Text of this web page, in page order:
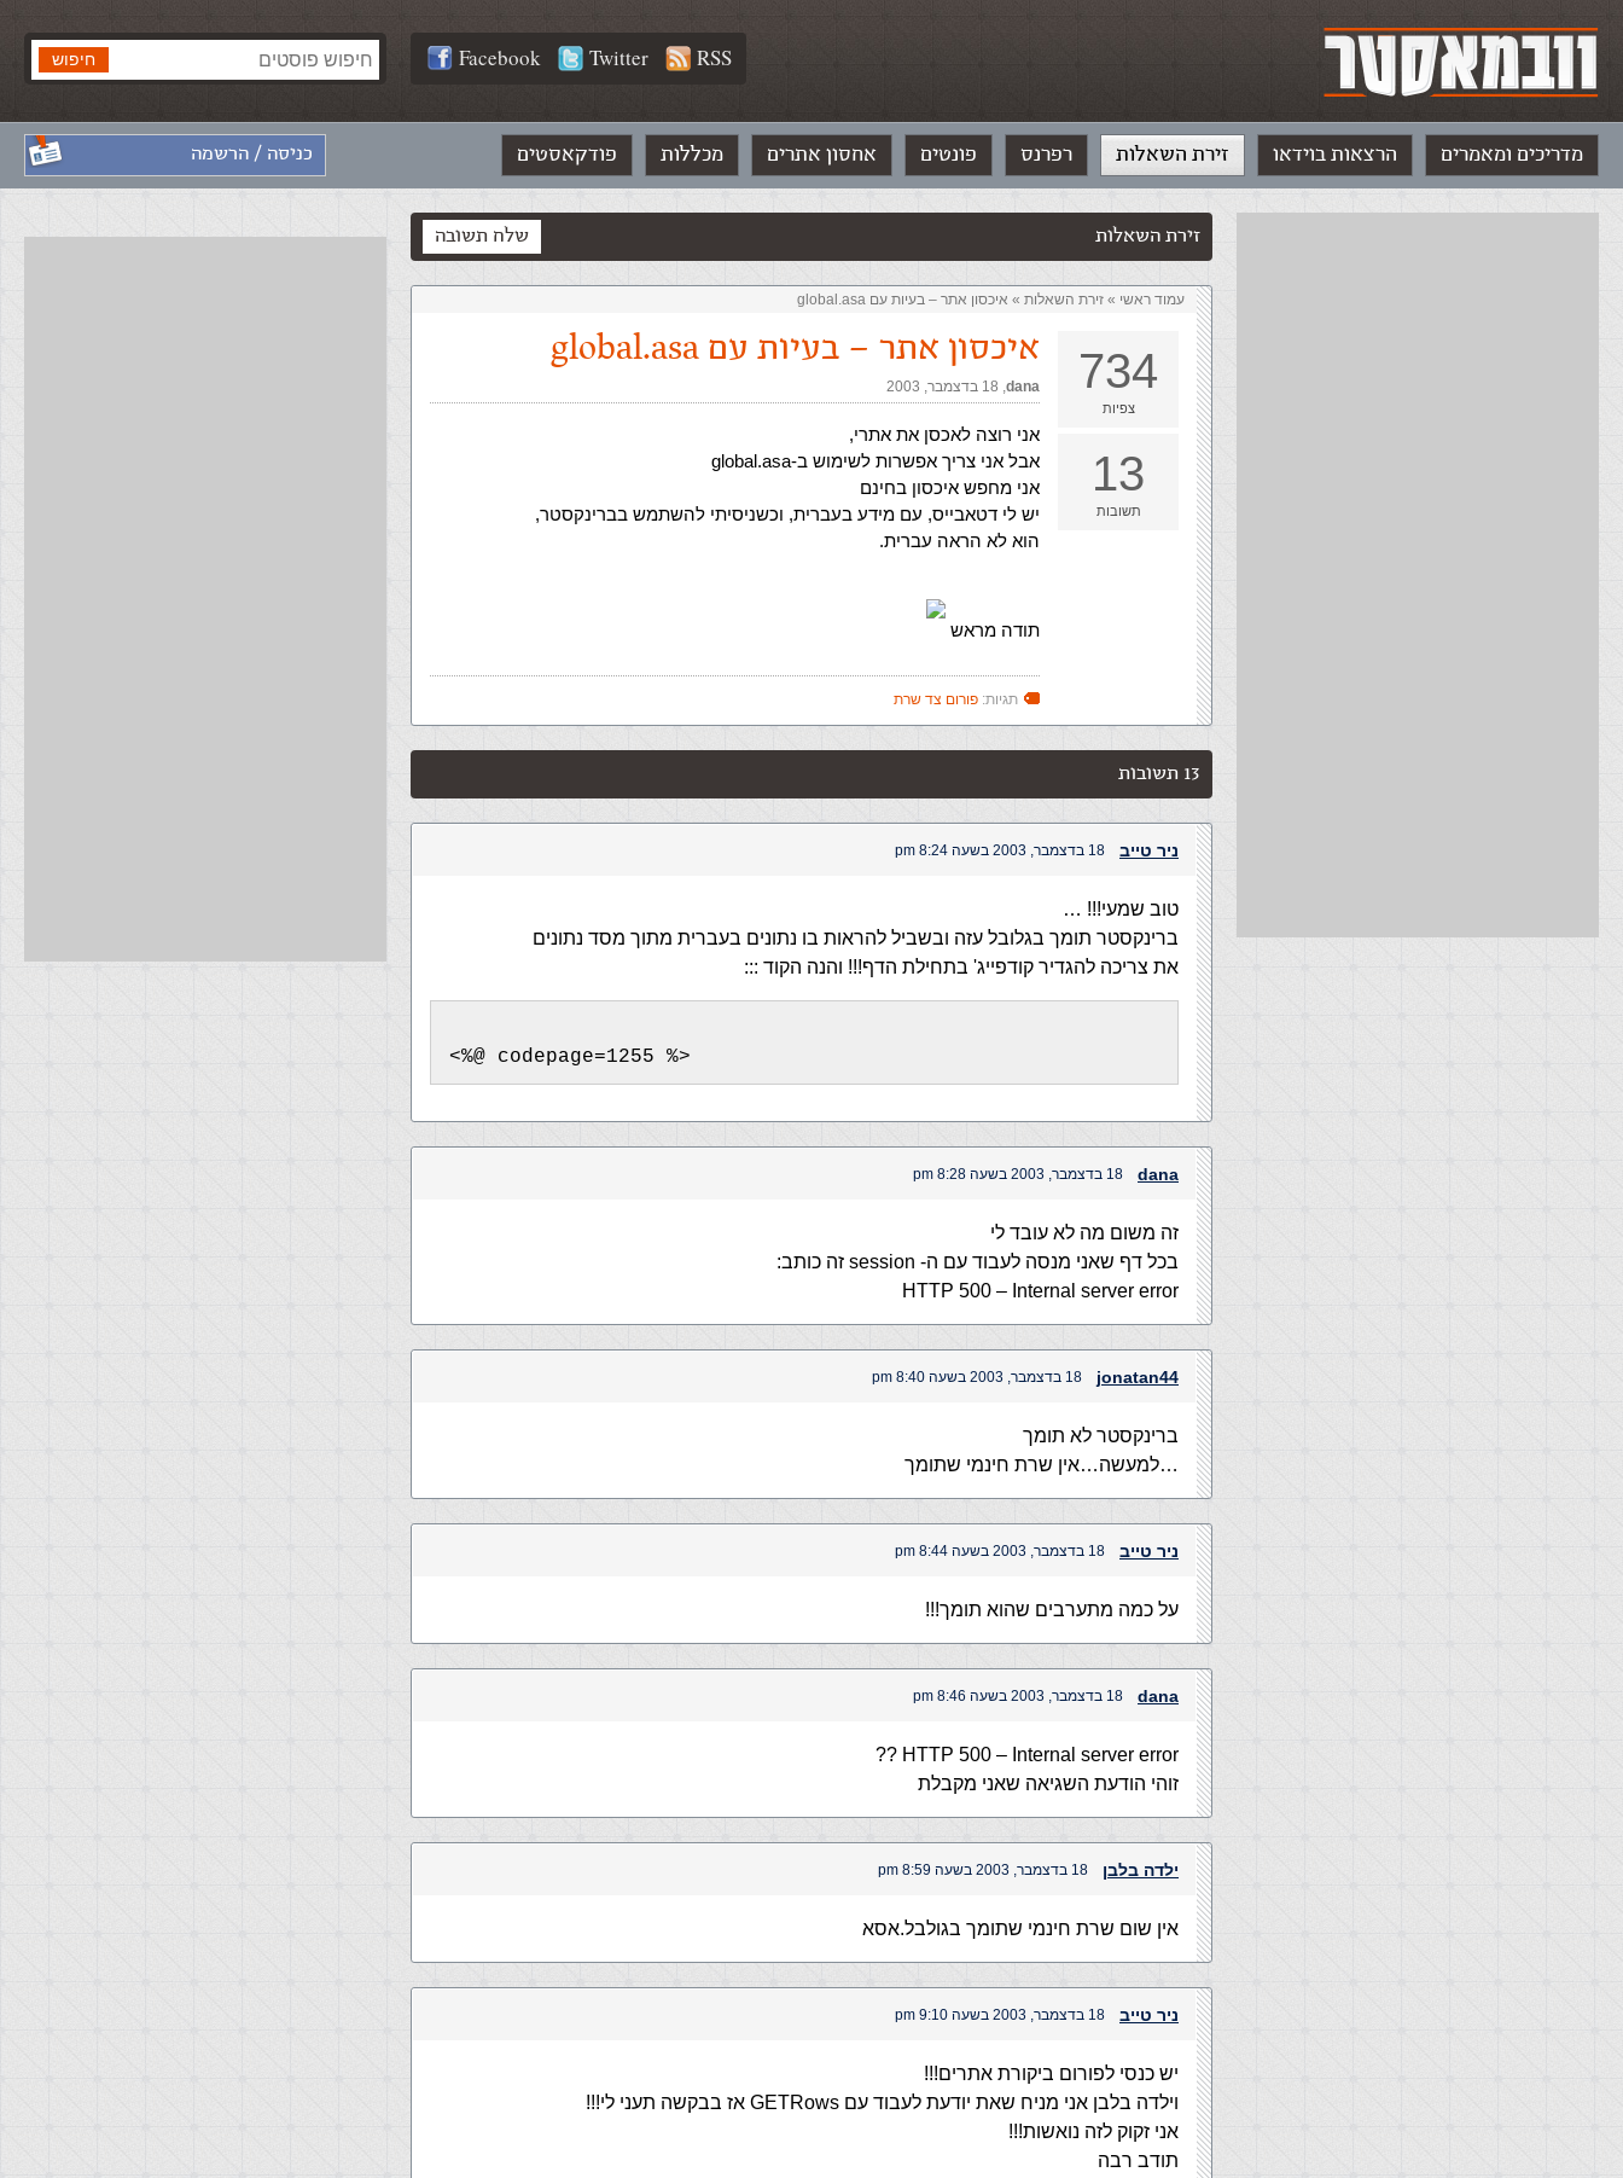
Facebook Twitter RSS
כניסה / הרשמה מדריכים ומאמרים הרצאות בוידאו זירת השאלות רפרנס פונטים אחסון אתרים מכללות פודקאסטים
שלח תשובה זירת השאלות
עמוד ראשי » ‏זירת השאלות‏ » איכסון אתר – בעיות עם global.asa
734
צפיות
13
תשובות
איכסון אתר – בעיות עם global.asa
dana
,‏ 18 בדצמבר, 2003
אני רוצה לאכסן את אתרי,
אבל אני צריך אפשרות לשימוש ב-global.asa
אני מחפש איכסון בחינם
יש לי דטאבייס, עם מידע בעברית, וכשניסיתי להשתמש בברינקסטר,
הוא לא הראה עברית.
תודה מראש
תגיות: פורום צד שרת
13 תשובות
ניר טייב 18 בדצמבר, 2003 בשעה 8:24 pm
טוב שמעי!!! …
ברינקסטר תומך בגלובל עזה ובשביל להראות בו נתונים בעברית מתוך מסד נתונים
את צריכה להגדיר קודפייג' בתחילת הדף!!! והנה הקוד :::
<%@ codepage=1255 %>
dana 18 בדצמבר, 2003 בשעה 8:28 pm
זה משום מה לא עובד לי
בכל דף שאני מנסה לעבוד עם ה- session זה כותב:
HTTP 500 – Internal server error
jonatan44 18 בדצמבר, 2003 בשעה 8:40 pm
ברינקסטר לא תומך
…למעשה…אין שרת חינמי שתומך
ניר טייב 18 בדצמבר, 2003 בשעה 8:44 pm
על כמה מתערבים שהוא תומך!!!
dana 18 בדצמבר, 2003 בשעה 8:46 pm
HTTP 500 – Internal server error ??
זוהי הודעת השגיאה שאני מקבלת
ילדה בלבן 18 בדצמבר, 2003 בשעה 8:59 pm
אין שום שרת חינמי שתומך בגולבל.אסא
ניר טייב 18 בדצמבר, 2003 בשעה 9:10 pm
יש כנסי לפורום ביקורת אתרים!!!
וילדה בלבן אני מניח שאת יודעת לעבוד עם GETRows אז בבקשה תעני לי!!!
אני זקוק לזה נואשות!!!
תודב רבה